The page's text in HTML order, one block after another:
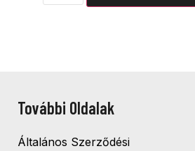
További Oldalak
Általános Szerződési